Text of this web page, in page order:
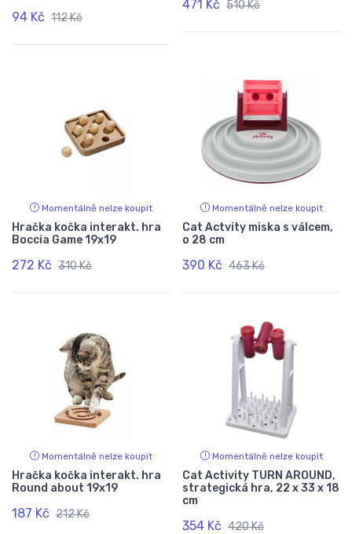
94 Kč 112 Kč
471 Kč 510 Kč
Momentálně nelze koupit
Hračka kočka interakt. hra
Boccia Game 19x19
272 Kč 310 Kč
Momentálně nelze koupit
Cat Actvity miska s válcem,
o 28 cm
390 Kč 463 Kč
Momentálně nelze koupit
Hračka kočka interakt. hra
Round about 19x19
187 Kč 212 Kč
Momentálně nelze koupit
Cat Activity TURN AROUND,
strategická hra, 22 x 33 x 18
cm
354 Kč 420 Kč